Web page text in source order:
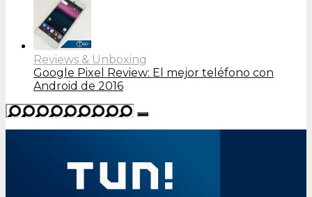
Reviews & Unboxing
Google Pixel Review: El mejor teléfono con
Android de 2016